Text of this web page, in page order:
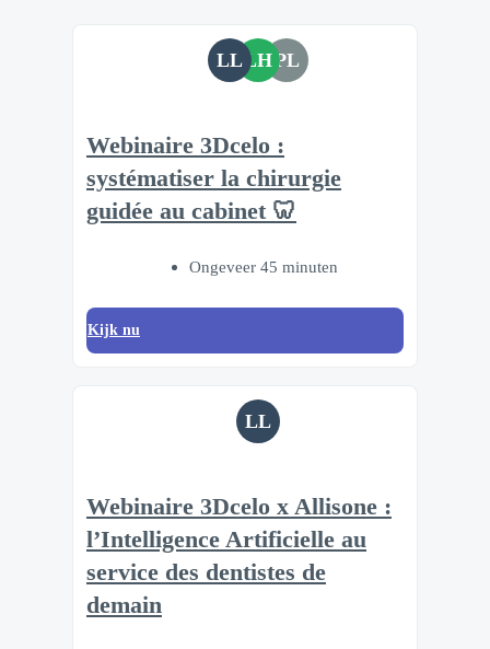
LL LH PL
Webinaire 3Dcelo :
systématiser la chirurgie
guidée au cabinet 🦷
Ongeveer 45 minuten
Kijk nu
LL
Webinaire 3Dcelo x Allisone :
l’Intelligence Artificielle au
service des dentistes de
demain